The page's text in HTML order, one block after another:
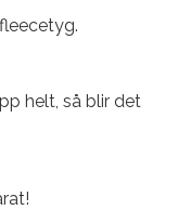
helt, så blir det